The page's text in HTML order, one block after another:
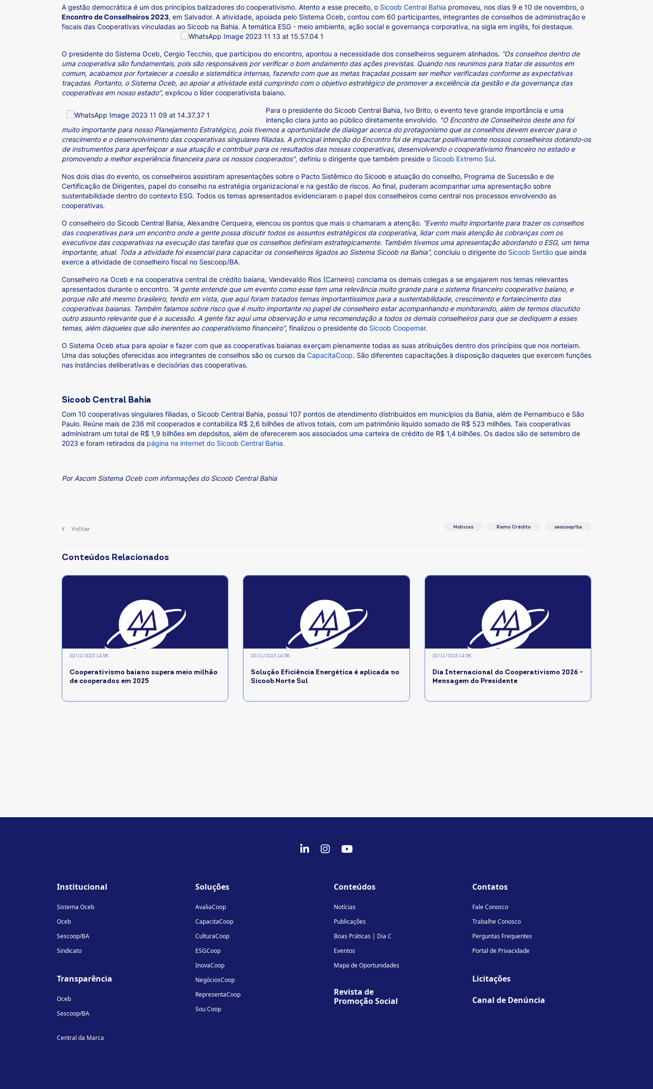
A gestão democrática é um dos princípios balizadores do cooperativismo. Atento a esse preceito, o Sicoob Central Bahia promoveu, nos dias 9 e 10 de novembro, o
Encontro de Conselheiros 2023, em Salvador. A atividade, apoiada pelo Sistema Oceb, contou com 60 participantes, integrantes de conselhos de administração e
fiscais das Cooperativas vinculadas ao Sicoob na Bahia. A temática ESG - meio ambiente, ação social e governança corporativa, na sigla em inglês, foi destaque.
O presidente do Sistema Oceb, Cergio Tecchio, que participou do encontro, apontou a necessidade dos conselheiros seguirem alinhados. “Os conselhos dentro de
uma cooperativa são fundamentais, pois são responsáveis por verificar o bom andamento das ações previstas. Quando nos reunimos para tratar de assuntos em
comum, acabamos por fortalecer a coesão e sistemática internas, fazendo com que as metas traçadas possam ser melhor verificadas conforme as expectativas
traçadas. Portanto, o Sistema Oceb, ao apoiar a atividade está cumprindo com o objetivo estratégico de promover a excelência da gestão e da governança das
cooperativas em nosso estado”, explicou o líder cooperativista baiano.
Para o presidente do Sicoob Central Bahia, Ivo Brito, o evento teve grande importância e uma
intenção clara junto ao público diretamente envolvido. "O Encontro de Conselheiros deste ano foi
muito importante para nosso Planejamento Estratégico, pois tivemos a oportunidade de dialogar acerca do protagonismo que os conselhos devem exercer para o
crescimento e o desenvolvimento das cooperativas singulares filiadas. A principal intenção do Encontro foi de impactar positivamente nossos conselheiros dotando-os
de instrumentos para aperfeiçoar a sua atuação e contribuir para os resultados das nossas cooperativas, desenvolvendo o cooperativismo financeiro no estado e
promovendo a melhor experiência financeira para os nossos cooperados", definiu o dirigente que também preside o Sicoob Extremo Sul.
Nos dois dias do evento, os conselheiros assistiram apresentações sobre o Pacto Sistêmico do Sicoob e atuação do conselho, Programa de Sucessão e de
Certificação de Dirigentes, papel do conselho na estratégia organizacional e na gestão de riscos. Ao final, puderam acompanhar uma apresentação sobre
sustentabilidade dentro do contexto ESG. Todos os temas apresentados evidenciaram o papel dos conselheiros como central nos processos envolvendo as
cooperativas.
O conselheiro do Sicoob Central Bahia, Alexandre Cerqueira, elencou os pontos que mais o chamaram a atenção. “Evento muito importante para trazer os conselhos
das cooperativas para um encontro onde a gente possa discutir todos os assuntos estratégicos da cooperativa, lidar com mais atenção às cobranças com os
executivos das cooperativas na execução das tarefas que os conselhos definiram estrategicamente. Também tivemos uma apresentação abordando o ESG, um tema
importante, atual. Toda a atividade foi essencial para capacitar os conselheiros ligados ao Sistema Sicoob na Bahia”, concluiu o dirigente do Sicoob Sertão que ainda
exerce a atividade de conselheiro fiscal no Sescoop/BA.
Conselheiro na Oceb e na cooperativa central de crédito baiana, Vandevaldo Rios (Carneiro) conclama os demais colegas a se engajarem nos temas relevantes
apresentados durante o encontro. “A gente entende que um evento como esse tem uma relevância muito grande para o sistema financeiro cooperativo baiano, e
porque não até mesmo brasileiro, tendo em vista, que aqui foram tratados temas importantíssimos para a sustentabilidade, crescimento e fortalecimento das
cooperativas baianas. Também falamos sobre risco que é muito importante no papel de conselheiro estar acompanhando e monitorando, além de termos discutido
outro assunto relevante que é a sucessão. A gente faz aqui uma observação e uma recomendação a todos os demais conselheiros para que se dediquem a esses
temas, além daqueles que são inerentes ao cooperativismo financeiro”, finalizou o presidente do Sicoob Coopemar.
O Sistema Oceb atua para apoiar e fazer com que as cooperativas baianas exerçam plenamente todas as suas atribuições dentro dos princípios que nos norteiam.
Uma das soluções oferecidas aos integrantes de conselhos são os cursos da CapacitaCoop. São diferentes capacitações à disposição daqueles que exercem funções
nas instâncias deliberativas e decisórias das cooperativas.
Sicoob Central Bahia
Com 10 cooperativas singulares filiadas, o Sicoob Central Bahia, possui 107 pontos de atendimento distribuídos em municípios da Bahia, além de Pernambuco e São
Paulo. Reúne mais de 236 mil cooperados e contabiliza R$ 2,6 bilhões de ativos totais, com um patrimônio líquido somado de R$ 523 milhões. Tais cooperativas
administram um total de R$ 1,9 bilhões em depósitos, além de oferecerem aos associados uma carteira de crédito de R$ 1,4 bilhões. Os dados são de setembro de
2023 e foram retirados da página na internet do Sicoob Central Bahia.
Por Ascom Sistema Oceb com informações do Sicoob Central Bahia
Voltar Noticias Ramo Crédito sescoop/ba
Conteúdos Relacionados
Cooperativismo baiano supera meio milhão
de cooperados em 2025
20/11/2023 14:58
Solução Eficiência Energética é aplicada no
Sicoob Norte Sul
20/11/2023 14:58
Dia Internacional do Cooperativismo 2026 -
Mensagem do Presidente
20/11/2023 14:58
fab fab fab
Institucional
Sistema Oceb
Oceb
Sescoop/BA
Sindicato
Transparência
Oceb
Sescoop/BA
Central da Marca
Soluções
AvaliaCoop
CapacitaCoop
CulturaCoop
ESGCoop
InovaCoop
NegóciosCoop
RepresentaCoop
Sou Coop
Conteúdos
Notícias
Publicações
Boas Práticas | Dia C
Eventos
Mapa de Oportunidades
Revista de
Promoção Social
Contatos
Fale Conosco
Trabalhe Conosco
Perguntas Frequentes
Portal de Privacidade
Licitações
Canal de Denúncia